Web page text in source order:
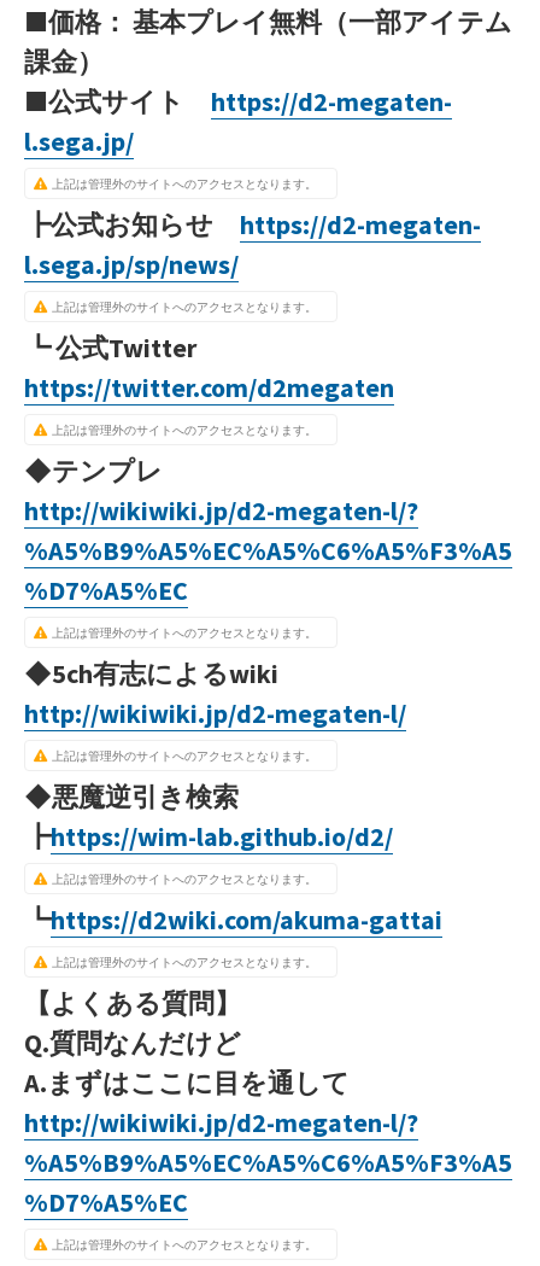
■価格： 基本プレイ無料（一部アイテム
課金）
■公式サイト https://d2-megaten-
l.sega.jp/
上記は管理外のサイトへのアクセスとなります。
┣公式お知らせ https://d2-megaten-
l.sega.jp/sp/news/
上記は管理外のサイトへのアクセスとなります。
┗ 公式Twitter
https://twitter.com/d2megaten
上記は管理外のサイトへのアクセスとなります。
◆テンプレ
http://wikiwiki.jp/d2-megaten-l/?
%A5%B9%A5%EC%A5%C6%A5%F3%A5
%D7%A5%EC
上記は管理外のサイトへのアクセスとなります。
◆5ch有志によるwiki
http://wikiwiki.jp/d2-megaten-l/
上記は管理外のサイトへのアクセスとなります。
◆悪魔逆引き検索
┣https://wim-lab.github.io/d2/
上記は管理外のサイトへのアクセスとなります。
┗https://d2wiki.com/akuma-gattai
上記は管理外のサイトへのアクセスとなります。
【よくある質問】
Q.質問なんだけど
A.まずはここに目を通して
http://wikiwiki.jp/d2-megaten-l/?
%A5%B9%A5%EC%A5%C6%A5%F3%A5
%D7%A5%EC
上記は管理外のサイトへのアクセスとなります。